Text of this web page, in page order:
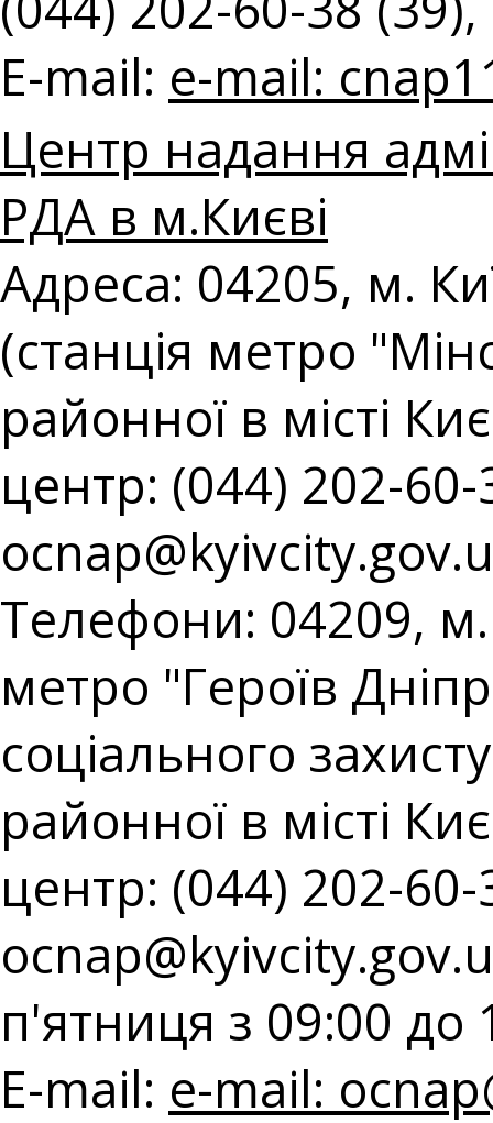
E-mail: e-mail:
Центр надання
РДА в м.Києві
Адреса: 04205, м.
(станція метро
районної в місті
центр: (044) 202-
Телефони: 04209, м.
метро "Героїв
соціального
районної в місті
центр: (044) 202-
п'ятниця з 09:00 до
E-mail: e-mail: